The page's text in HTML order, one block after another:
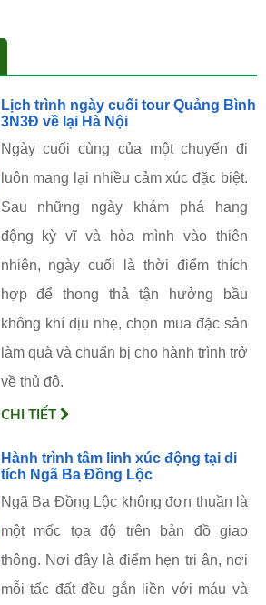
Lịch trình ngày cuối tour Quảng Bình
3N3Đ về lại Hà Nội
Ngày cuối cùng của một chuyến đi
luôn mang lại nhiều cảm xúc đặc biệt.
Sau những ngày khám phá hang
động kỳ vĩ và hòa mình vào thiên
nhiên, ngày cuối là thời điểm thích
hợp để thong thả tận hưởng bầu
không khí dịu nhẹ, chọn mua đặc sản
làm quà và chuẩn bị cho hành trình trở
về thủ đô.
CHI TIẾT
Hành trình tâm linh xúc động tại di
tích Ngã Ba Đồng Lộc
Ngã Ba Đồng Lộc không đơn thuần là
một mốc tọa độ trên bản đồ giao
thông. Nơi đây là điểm hẹn tri ân, nơi
mỗi tấc đất đều gắn liền với máu và